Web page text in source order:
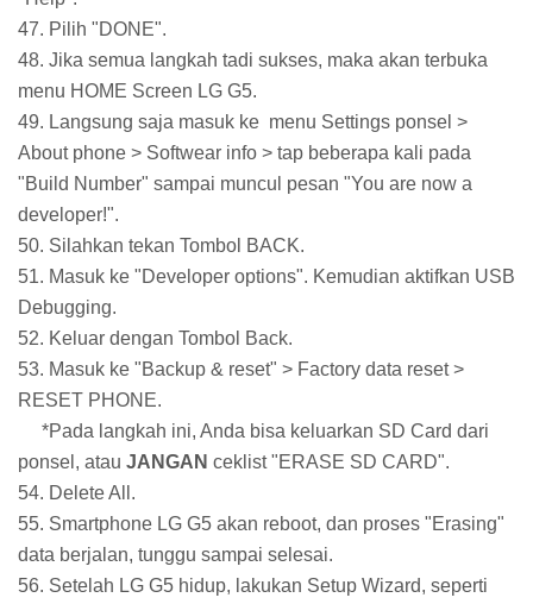
47. Pilih "DONE".
48. Jika semua langkah tadi sukses, maka akan terbuka
menu HOME Screen LG G5.
49. Langsung saja masuk ke menu Settings ponsel >
About phone > Softwear info > tap beberapa kali pada
"Build Number" sampai muncul pesan "You are now a
developer!".
50. Silahkan tekan Tombol BACK.
51. Masuk ke "Developer options". Kemudian aktifkan USB
Debugging.
52. Keluar dengan Tombol Back.
53. Masuk ke "Backup & reset" > Factory data reset >
RESET PHONE.
*Pada langkah ini, Anda bisa keluarkan SD Card dari
ponsel, atau JANGAN ceklist "ERASE SD CARD".
54. Delete All.
55. Smartphone LG G5 akan reboot, dan proses "Erasing"
data berjalan, tunggu sampai selesai.
56. Setelah LG G5 hidup, lakukan Setup Wizard, seperti